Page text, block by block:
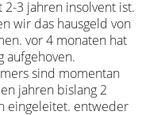
3 jahren insolvent ist.
wir das hausgeld von
vor 4 monaten hat
aufgehoven.
sind momentan
jahren bislang 2
eingeleitet. entweder